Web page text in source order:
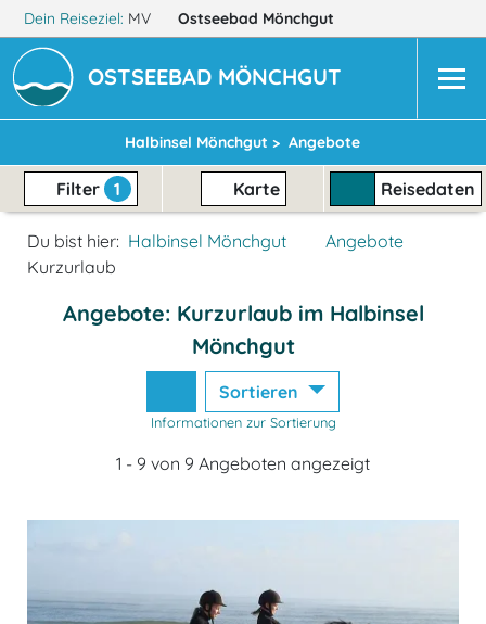
Dein Reiseziel: MV Ostseebad Mönchgut
OSTSEEBAD MÖNCHGUT
Halbinsel Mönchgut > Angebote
Filter 1 Karte Reisedaten
Du bist hier: Halbinsel Mönchgut
Angebote
Kurzurlaub
Angebote: Kurzurlaub im Halbinsel
Mönchgut
Sortieren
Informationen zur Sortierung
1 - 9 von 9 Angeboten angezeigt